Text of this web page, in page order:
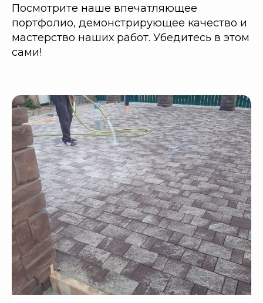
Посмотрите наше впечатляющее
портфолио, демонстрирующее качество и
мастерство наших работ. Убедитесь в этом
сами!